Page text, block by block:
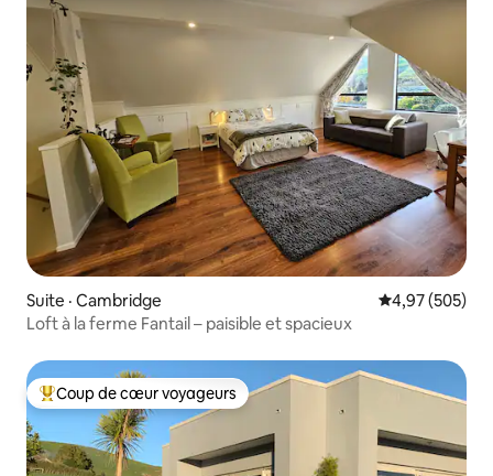
Suite · Cambridge Note
4,97 (505)
Loft à la ferme Fantail – paisible et spacieux
Coup de cœur voyageurs parmi les plus aimés
Coup de cœur voyageurs